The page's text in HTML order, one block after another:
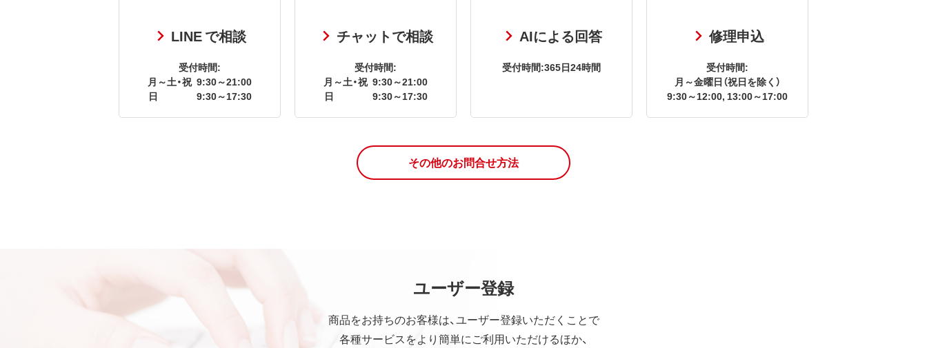
LINE で相談
受付時間:
月～土・祝 9:30～21:00
日
9:30～17:30
チャットで相談
受付時間:
月～土・祝 9:30～21:00
日
9:30～17:30
AIによる回答
受付時間:365日24時間
修理申込
受付時間:
月～金曜日（祝日を除く）
9:30～12:00, 13:00～17:00
その他のお問合せ方法
ユーザー登録
商品をお持ちのお客様は、ユーザー登録いただくことで
各種サービスをより簡単にご利用いただけるほか、